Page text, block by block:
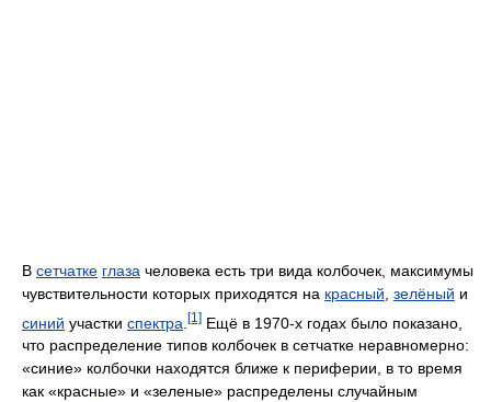
В сетчатке глаза человека есть три вида колбочек, максимумы
чувствительности которых приходятся на красный зелёный и
синий участки спектра [1] Ещё в 1970-х годах было показано,
что распределение типов колбочек в сетчатке неравномерно:
«синие» колбочки находятся ближе к периферии, в то время
как «красные» и «зеленые» распределены случайным